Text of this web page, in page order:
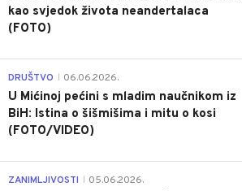
kao svjedok života neandertalaca
(FOTO)
DRUŠTVO 06.06.2026.
U Mićinoj pećini s mladim naučnikom iz
BiH: Istina o šišmišima i mitu o kosi
(FOTO/VIDEO)
ZANIMLJIVOSTI 05.06.2026.